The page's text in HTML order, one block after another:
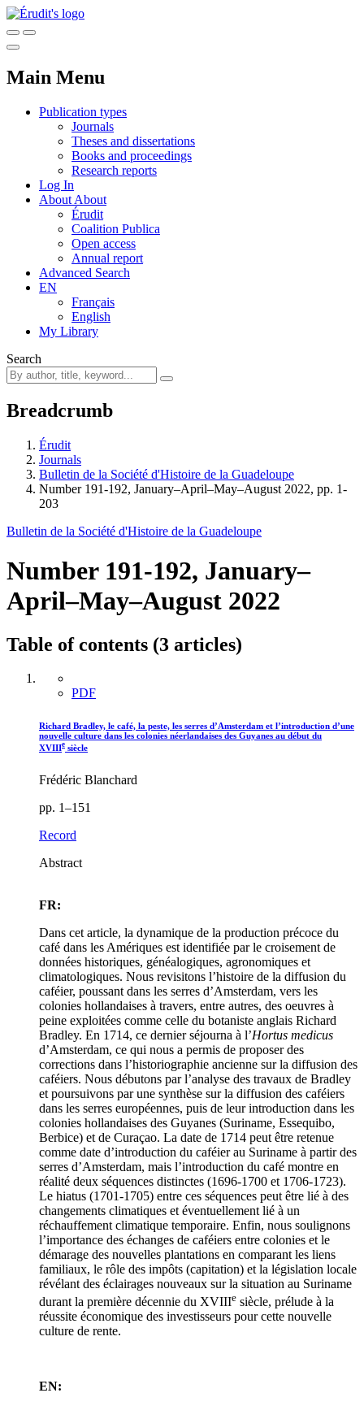
Main Menu
Publication types
Journals
Theses and dissertations
Books and proceedings
Research reports
Log In
About About
Érudit
Coalition Publica
Open access
Annual report
Advanced Search
EN
Français
English
My Library
Search
Breadcrumb
Érudit
Journals
Bulletin de la Société d'Histoire de la Guadeloupe
Number 191-192, January–April–May–August 2022, pp. 1-
203
Bulletin de la Société d'Histoire de la Guadeloupe
Number 191-192, January–
April–May–August 2022
Table of contents (3 articles)
PDF
Richard Bradley, le café, la peste, les serres d’Amsterdam et l’introduction d’une
nouvelle culture dans les colonies néerlandaises des Guyanes au début du
XVIIIe siècle
Frédéric Blanchard
pp. 1–151
Record
Abstract
FR:
Dans cet article, la dynamique de la production précoce du
café dans les Amériques est identifiée par le croisement de
données historiques, généalogiques, agronomiques et
climatologiques. Nous revisitons l’histoire de la diffusion du
caféier, poussant dans les serres d’Amsterdam, vers les
colonies hollandaises à travers, entre autres, des oeuvres à
peine exploitées comme celle du botaniste anglais Richard
Bradley. En 1714, ce dernier séjourna à l’Hortus medicus
d’Amsterdam, ce qui nous a permis de proposer des
corrections dans l’historiographie ancienne sur la diffusion des
caféiers. Nous débutons par l’analyse des travaux de Bradley
et poursuivons par une synthèse sur la diffusion des caféiers
dans les serres européennes, puis de leur introduction dans les
colonies hollandaises des Guyanes (Suriname, Essequibo,
Berbice) et de Curaçao. La date de 1714 peut être retenue
comme date d’introduction du caféier au Suriname à partir des
serres d’Amsterdam, mais l’introduction du café montre en
réalité deux séquences distinctes (1696-1700 et 1706-1723).
Le hiatus (1701-1705) entre ces séquences peut être lié à des
changements climatiques et éventuellement lié à un
réchauffement climatique temporaire. Enfin, nous soulignons
l’importance des échanges de caféiers entre colonies et le
démarage des nouvelles plantations en comparant les liens
familiaux, le rôle des impôts (capitation) et la législation locale
révélant des éclairages nouveaux sur la situation au Suriname
durant la première décennie du XVIIIe siècle, prélude à la
réussite économique des investisseurs pour cette nouvelle
culture de rente.
EN: